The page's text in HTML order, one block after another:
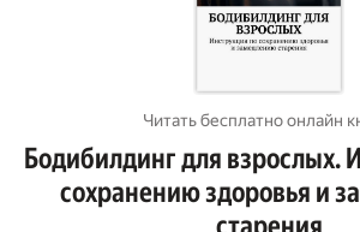
Читать бесплатно онлайн
Бодибилдинг для взрослых.
сохранению здоровья и